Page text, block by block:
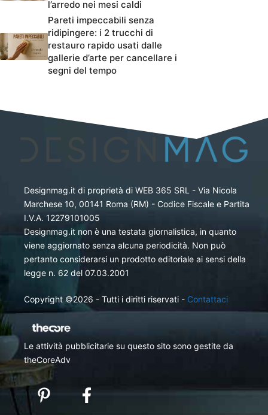
l’arredo nei mesi caldi
Pareti impeccabili senza
ridipingere: i 2 trucchi di
restauro rapido usati dalle
gallerie d’arte per cancellare i
segni del tempo
Designmag.it di proprietà di WEB 365 SRL - Via Nicola
Marchese 10, 00141 Roma (RM) - Codice Fiscale e Partita
I.V.A. 12279101005
Designmag.it non è una testata giornalistica, in quanto
viene aggiornato senza alcuna periodicità. Non può
pertanto considerarsi un prodotto editoriale ai sensi della
legge n. 62 del 07.03.2001
Copyright ©2026 - Tutti i diritti riservati - Contattaci
Le attività pubblicitarie su questo sito sono gestite da
theCoreAdv